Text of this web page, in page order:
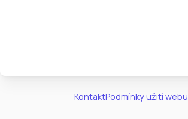
KontaktPodmínky užití webu